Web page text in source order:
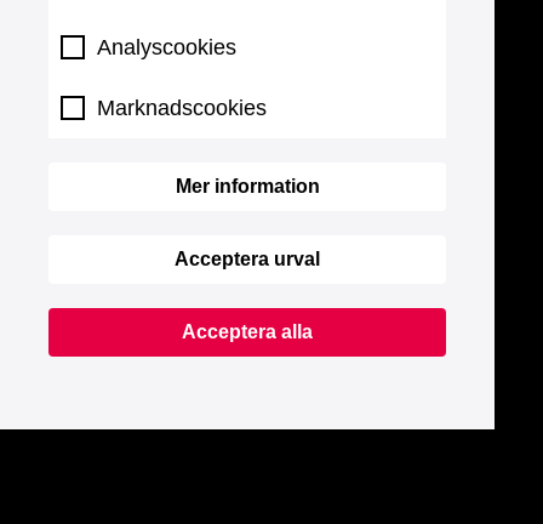
Analyscookies
Marknadscookies
Mer information
Acceptera urval
Acceptera alla